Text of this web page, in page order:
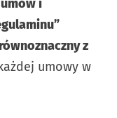
i
z
umowy w